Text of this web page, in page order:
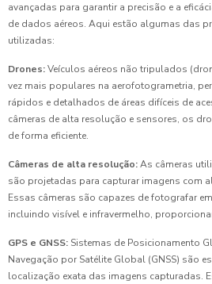
avançadas para garantir a precisão e a
de dados aéreos. Aqui estão algumas das
utilizadas:
Drones:Veículos aéreos não tripulados
vez mais populares na aerofotogrametria,
rápidos e detalhados de áreas difíceis de
câmeras de alta resolução e sensores, os
de forma eficiente.
Câmeras de alta resolução:As câmeras
são projetadas para capturar imagens com
Essas câmeras são capazes de fotografar
incluindo visível e infravermelho,
GPS e GNSS: Sistemas de Posicionamento
Navegação por Satélite Global (GNSS) são
localização exata das imagens capturadas.